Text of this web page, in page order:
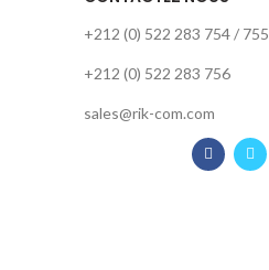
+212 (0) 522 283 754 / 755
+212 (0) 522 283 756
sales@rik-com.com